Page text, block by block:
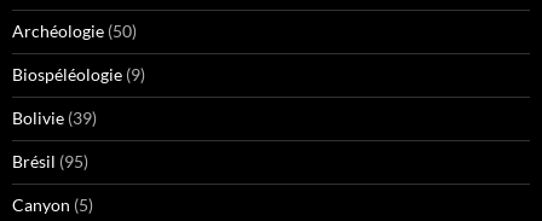
Archéologie (50)
Biospéléologie (9)
Bolivie (39)
Brésil (95)
Canyon (5)